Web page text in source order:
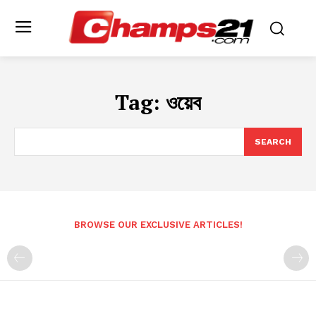
Tag: ওয়েব
SEARCH
BROWSE OUR EXCLUSIVE ARTICLES!